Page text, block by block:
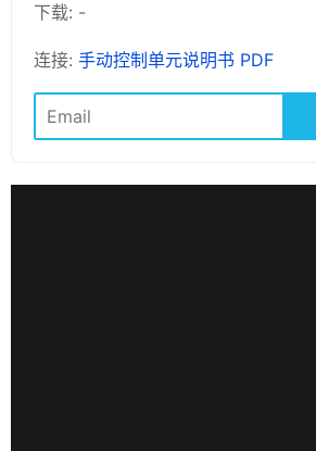
下载: -
连接: 手动控制单元说明书 PDF